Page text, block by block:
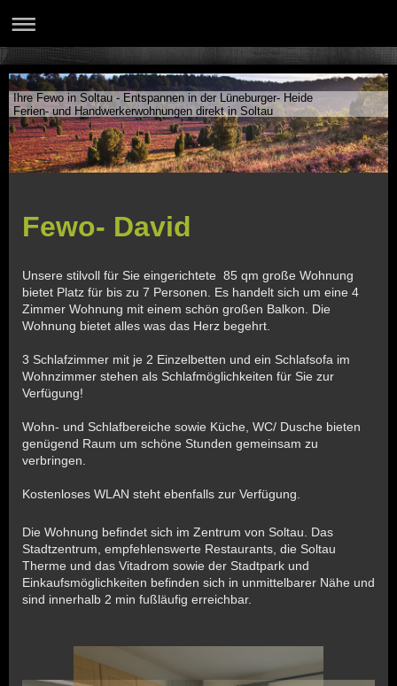
Ihre Fewo in Soltau - Entspannen in der Lüneburger- Heide
Ferien- und Handwerkerwohnungen direkt in Soltau
Fewo- David
Unsere stilvoll für Sie eingerichtete 85 qm große Wohnung
bietet Platz für bis zu 7 Personen. Es handelt sich um eine 4
Zimmer Wohnung mit einem schön großen Balkon. Die
Wohnung bietet alles was das Herz begehrt.
3 Schlafzimmer mit je 2 Einzelbetten und ein Schlafsofa im
Wohnzimmer stehen als Schlafmöglichkeiten für Sie zur
Verfügung!
Wohn- und Schlafbereiche sowie Küche, WC/ Dusche bieten
genügend Raum um schöne Stunden gemeinsam zu
verbringen.
Kostenloses WLAN steht ebenfalls zur Verfügung.
Die Wohnung befindet sich im Zentrum von Soltau. Das
Stadtzentrum, empfehlenswerte Restaurants, die Soltau
Therme und das Vitadrom sowie der Stadtpark und
Einkaufsmöglichkeiten befinden sich in unmittelbarer Nähe und
sind innerhalb 2 min fußläufig erreichbar.